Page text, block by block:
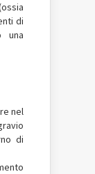
di
una
nel
di